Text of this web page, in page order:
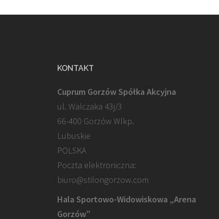
KONTAKT
Cuprum Gorzów Spółka Akcyjna
ul. Walczaka 43j/3
66-400 Gorzów Wlkp.
Lubuskie
POLSKA
Poczta elektroniczna:
biuro@stilongorzow.com
Hala Sportowo-Widowiskowa „Arena
Gorzów”